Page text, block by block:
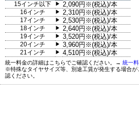
15インチ以下
▶ 2,090円※(税込)/本
16インチ ▶ 2,310円※(税込)/本
17インチ ▶ 2,530円※(税込)/本
18インチ ▶ 2,640円※(税込)/本
19インチ ▶ 3,520円※(税込)/本
20インチ ▶ 3,960円※(税込)/本
21インチ ▶ 4,510円※(税込)/本
統一料金の詳細はこちらでご確認ください。→ 統一
※特殊なタイヤサイズ等、別途工賃が発生する場合
認ください。